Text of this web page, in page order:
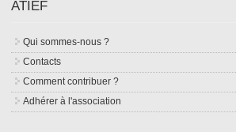
ATIEF
Qui sommes-nous ?
Contacts
Comment contribuer ?
Adhérer à l'association